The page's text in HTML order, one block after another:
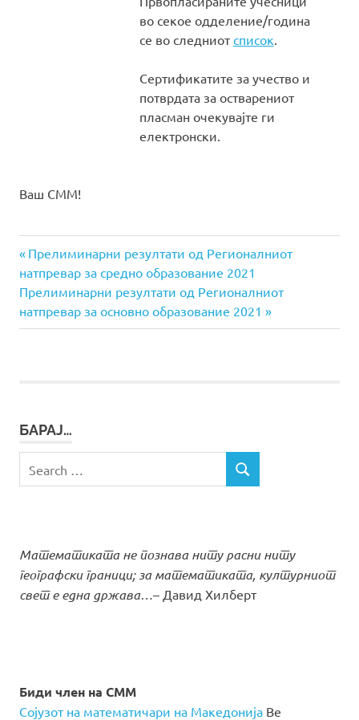
во секое одделение/година
се во следниотсписок
Сертификатите за учество и
потврдата за остварениот
пласман очекувајте ги
електронски.
Ваш СММ!
Навигација
на
напис
Previous
Post:
Прелиминарни резултати од Регионалниот
натпревар за средно образование 2021
Next
Post:
Прелиминарни резултати од Регионалниот
натпревар за основно образование 2021
БАРАЈ…
for:
SEARCH
Математиката не познава ниту расни ниту
географски граници; за математиката, културниот
свет е една држава…– Давид Хилберт
Биди член на СММ
Сојузот на математичари на Македонија Ве